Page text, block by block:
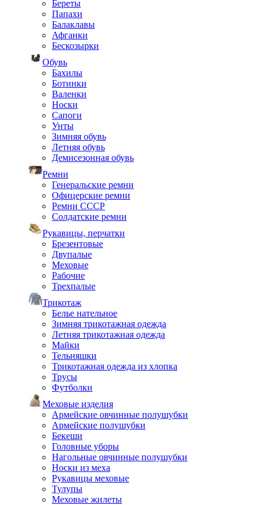
Береты
Папахи
Балаклавы
Афганки
Бескозырки
Обувь
Бахилы
Ботинки
Валенки
Носки
Сапоги
Унты
Зимняя обувь
Летняя обувь
Демисезонная обувь
Ремни
Генеральские ремни
Офицерские ремни
Ремни СССР
Солдатские ремни
Рукавицы, перчатки
Брезентовые
Двупалые
Меховые
Рабочие
Трехпалые
Трикотаж
Белье нательное
Зимняя трикотажная одежда
Летняя трикотажная одежда
Майки
Тельняшки
Трикотажная одежда из хлопка
Трусы
Футболки
Меховые изделия
Армейские овчинные полушубки
Армейские полушубки
Бекеши
Головные уборы
Нагольные овчинные полушубки
Носки из меха
Рукавицы меховые
Тулупы
Меховые жилеты